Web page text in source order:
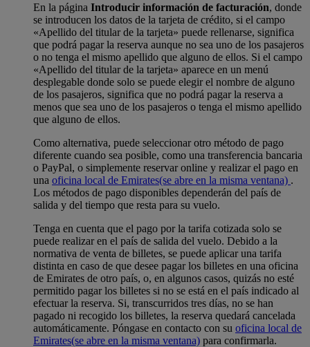
En la página Introducir información de facturación, donde
se introducen los datos de la tarjeta de crédito, si el campo
«Apellido del titular de la tarjeta» puede rellenarse, significa
que podrá pagar la reserva aunque no sea uno de los pasajeros
o no tenga el mismo apellido que alguno de ellos. Si el campo
«Apellido del titular de la tarjeta» aparece en un menú
desplegable donde solo se puede elegir el nombre de alguno
de los pasajeros, significa que no podrá pagar la reserva a
menos que sea uno de los pasajeros o tenga el mismo apellido
que alguno de ellos.
Como alternativa, puede seleccionar otro método de pago
diferente cuando sea posible, como una transferencia bancaria
o PayPal, o simplemente reservar online y realizar el pago en
una oficina local de Emirates(se abre en la misma ventana) .
Los métodos de pago disponibles dependerán del país de
salida y del tiempo que resta para su vuelo.
Tenga en cuenta que el pago por la tarifa cotizada solo se
puede realizar en el país de salida del vuelo. Debido a la
normativa de venta de billetes, se puede aplicar una tarifa
distinta en caso de que desee pagar los billetes en una oficina
de Emirates de otro país, o, en algunos casos, quizás no esté
permitido pagar los billetes si no se está en el país indicado al
efectuar la reserva. Si, transcurridos tres días, no se han
pagado ni recogido los billetes, la reserva quedará cancelada
automáticamente. Póngase en contacto con su oficina local de
Emirates(se abre en la misma ventana) para confirmarla.